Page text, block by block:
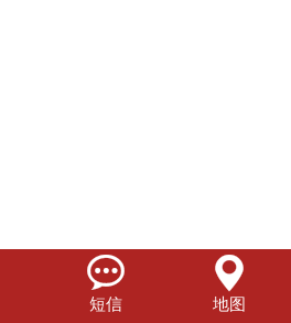

短信

地图